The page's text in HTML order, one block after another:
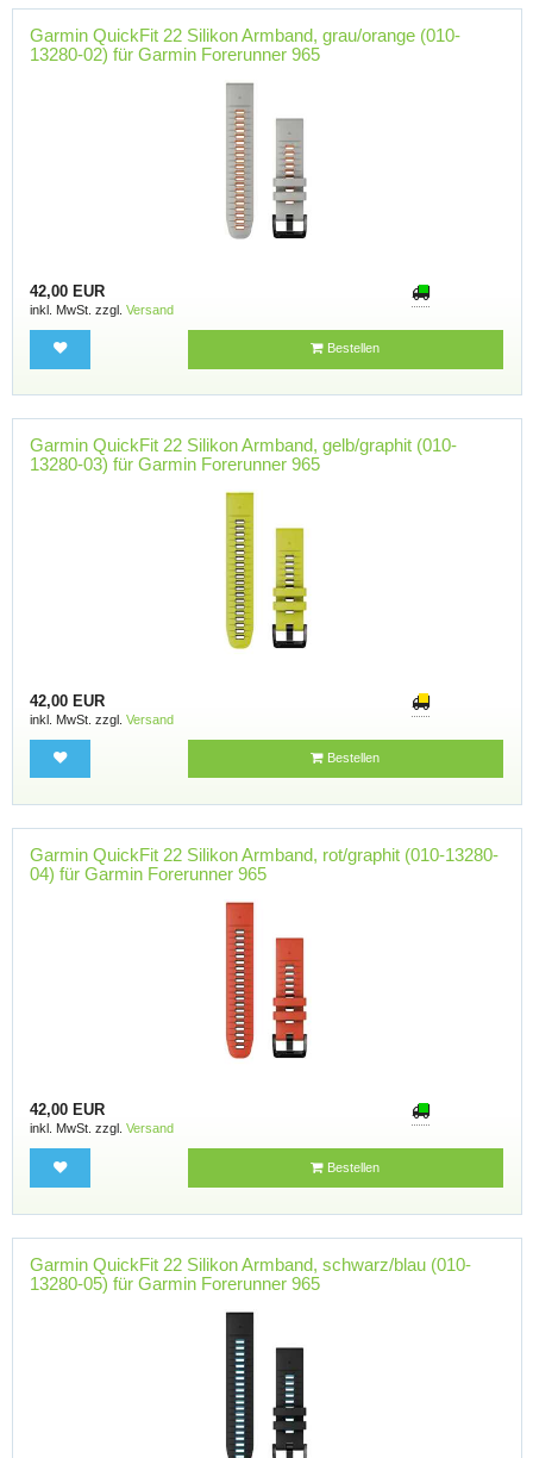
Garmin QuickFit 22 Silikon Armband, grau/orange (010-
13280-02) für Garmin Forerunner 965
42,00 EUR
inkl. MwSt. zzgl. Versand
Bestellen
Garmin QuickFit 22 Silikon Armband, gelb/graphit (010-
13280-03) für Garmin Forerunner 965
42,00 EUR
inkl. MwSt. zzgl. Versand
Bestellen
Garmin QuickFit 22 Silikon Armband, rot/graphit (010-13280-
04) für Garmin Forerunner 965
42,00 EUR
inkl. MwSt. zzgl. Versand
Bestellen
Garmin QuickFit 22 Silikon Armband, schwarz/blau (010-
13280-05) für Garmin Forerunner 965